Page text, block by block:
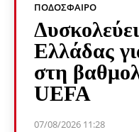
ΠΟΔΌΣΦΑΙΡΟ
Ελλάδας
στη
UEFA
07/08/2026 11:28